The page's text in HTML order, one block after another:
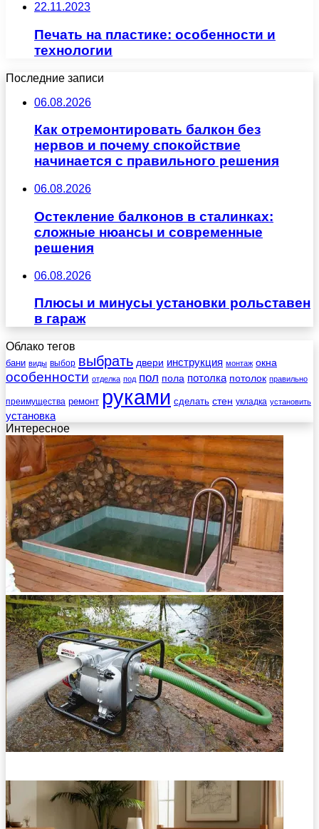
22.11.2023
Печать на пластике: особенности и
технологии
Последние записи
06.08.2026
Как отремонтировать балкон без
нервов и почему спокойствие
начинается с правильного решения
06.08.2026
Остекление балконов в сталинках:
сложные нюансы и современные
решения
06.08.2026
Плюсы и минусы установки рольставен
в гараж
Облако тегов
бани виды выбор выбрать двери инструкция монтаж окна
особенности отделка под пол пола потолка потолок правильно
преимущества ремонт руками сделать стен укладка установить
установка
Интересное